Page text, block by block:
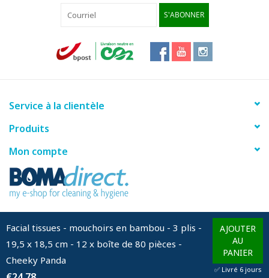
Facial tissues - mouchoirs en bambou - 3 plis -
19,5 x 18,5 cm - 12 x boîte de 80 pièces -
Cheeky Panda
AJOUTER
AU
PANIER
✅ Livré 6 jours
S'ABONNER
Service à la clientèle
Produits
Mon compte
info@bomadirect.eu
© Copyright 2026 BOMAdirect - Powered by